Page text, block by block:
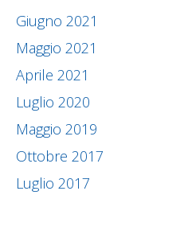
Giugno 2021
Maggio 2021
Aprile 2021
Luglio 2020
Maggio 2019
Ottobre 2017
Luglio 2017